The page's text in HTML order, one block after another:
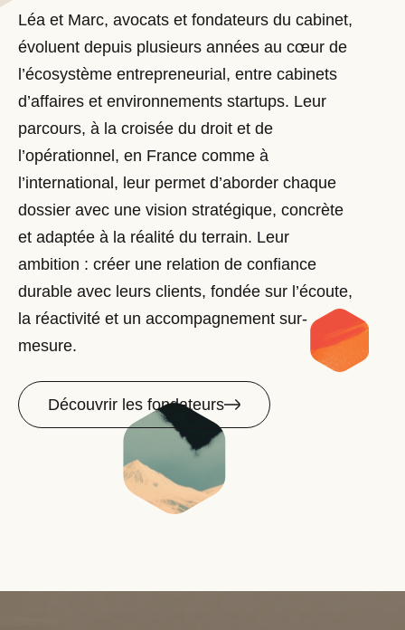
Léa et Marc, avocats et fondateurs du cabinet,
évoluent depuis plusieurs années au cœur de
l’écosystème entrepreneurial, entre cabinets
d’affaires et environnements startups. Leur
parcours, à la croisée du droit et de
l’opérationnel, en France comme à
l’international, leur permet d’aborder chaque
dossier avec une vision stratégique, concrète
et adaptée à la réalité du terrain. Leur
ambition : créer une relation de confiance
durable avec leurs clients, fondée sur l’écoute,
la réactivité et un accompagnement sur-
mesure.
Découvrir les fondateurs